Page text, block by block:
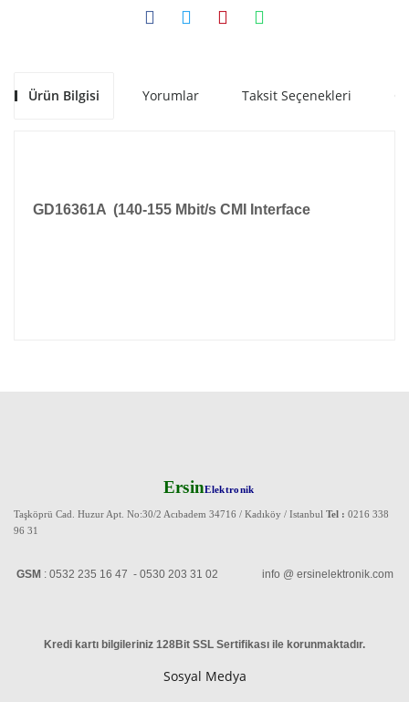
Ürün Bilgisi Yorumlar Taksit Seçenekleri
GD16361A (140-155 Mbit/s CMI Interface
ErsinElektronik
Taşköprü Cad. Huzur Apt. No:30/2 Acıbadem 34716 / Kadıköy / Istanbul Tel : 0216 338
96 31
GSM : 0532 235 16 47 - 0530 203 31 02 info @ ersinelektronik.com
Kredi kartı bilgileriniz 128Bit SSL Sertifikası ile korunmaktadır.
Sosyal Medya